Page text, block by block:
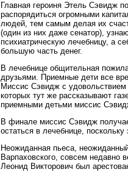
Главная героиня Этель Сэвидж
распорядиться огромными
людей, тем самым делая их
(один из них даже сенатор),
психиатрическую лечебницу, а
большую часть денег.
В лечебнице общительная
друзьями. Приемные дети все
Миссис Сэвидж с удовольствием
которых тут же рассказывают
приемными детьми миссис
В финале миссис Сэвидж
остаться в лечебнице,
Неожиданная пьеса,
Варпаховского, совсем недавно
Леонид Викторович был